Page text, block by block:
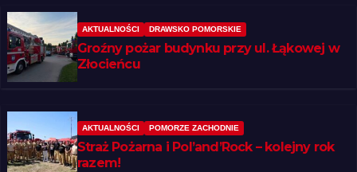
AKTUALNOŚCI DRAWSKO POMORSKIE
Groźny pożar budynku przy ul. Łąkowej w
Złocieńcu
AKTUALNOŚCI POMORZE ZACHODNIE
Straż Pożarna i Pol’and’Rock – kolejny rok
razem!